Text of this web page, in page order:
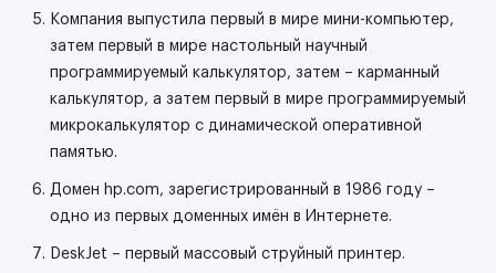
Компания выпустила первый в мире мини-компьютер,
затем первый в мире настольный научный
программируемый калькулятор, затем – карманный
калькулятор, а затем первый в мире программируемый
микрокалькулятор с динамической оперативной
памятью.
Домен hp.com, зарегистрированный в 1986 году –
одно из первых доменных имён в Интернете.
DeskJet – первый массовый струйный принтер.